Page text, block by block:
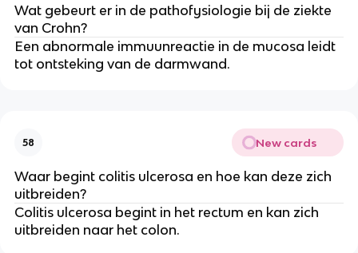
Wat gebeurt er in de pathofysiologie bij de ziekte
van Crohn?
Een abnormale immuunreactie in de mucosa leidt
tot ontsteking van de darmwand.
58 New cards
Waar begint colitis ulcerosa en hoe kan deze zich
uitbreiden?
Colitis ulcerosa begint in het rectum en kan zich
uitbreiden naar het colon.